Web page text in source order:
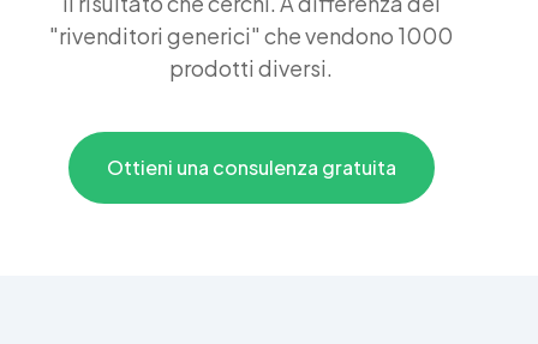
"rivenditori generici" che vendono 1000
prodotti diversi.
Ottieni una consulenza gratuita